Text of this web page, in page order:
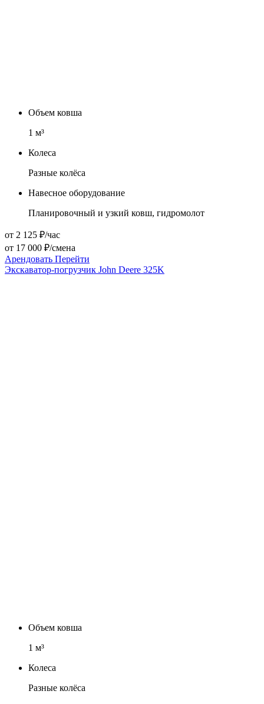
Объем ковша
1 м³
Колеса
Разные колёса
Навесное оборудование
Планировочный и узкий ковш, гидромолот
от 2 125 ₽/час
от 17 000 ₽/смена
Арендовать Перейти
Экскаватор-погрузчик John Deere 325K
Объем ковша
1 м³
Колеса
Разные колёса